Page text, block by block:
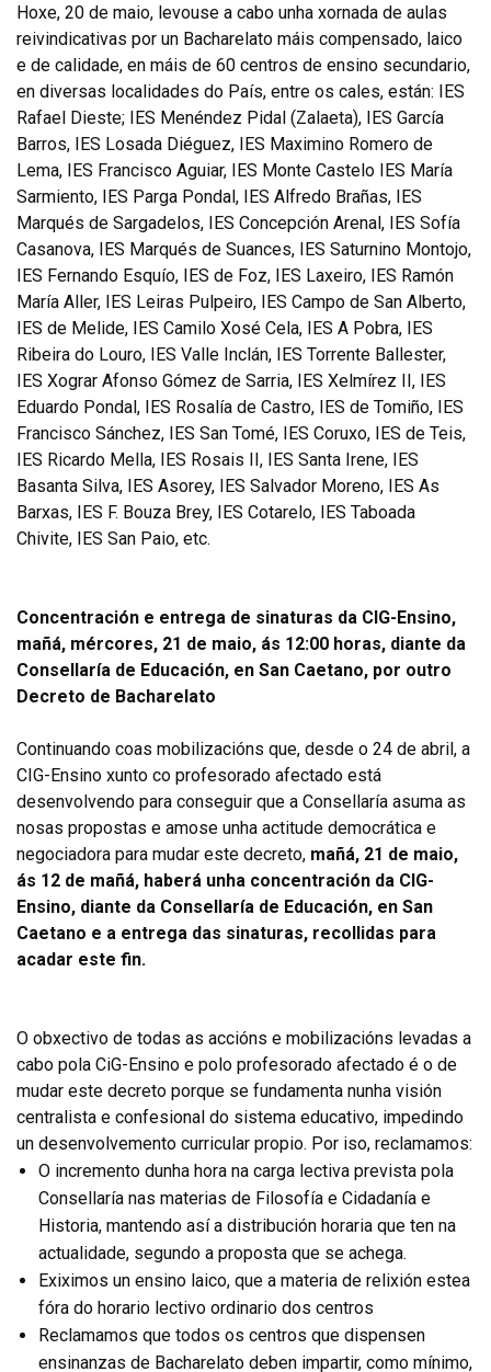
Hoxe, 20 de maio, levouse a cabo unha xornada de aulas
reivindicativas por un Bacharelato máis compensado, laico
e de calidade, en máis de 60 centros de ensino secundario,
en diversas localidades do País, entre os cales, están: IES
Rafael Dieste; IES Menéndez Pidal (Zalaeta), IES García
Barros, IES Losada Diéguez, IES Maximino Romero de
Lema, IES Francisco Aguiar, IES Monte Castelo IES María
Sarmiento, IES Parga Pondal, IES Alfredo Brañas, IES
Marqués de Sargadelos, IES Concepción Arenal, IES Sofía
Casanova, IES Marqués de Suances, IES Saturnino Montojo,
IES Fernando Esquío, IES de Foz, IES Laxeiro, IES Ramón
María Aller, IES Leiras Pulpeiro, IES Campo de San Alberto,
IES de Melide, IES Camilo Xosé Cela, IES A Pobra, IES
Ribeira do Louro, IES Valle Inclán, IES Torrente Ballester,
IES Xograr Afonso Gómez de Sarria, IES Xelmírez II, IES
Eduardo Pondal, IES Rosalía de Castro, IES de Tomiño, IES
Francisco Sánchez, IES San Tomé, IES Coruxo, IES de Teis,
IES Ricardo Mella, IES Rosais II, IES Santa Irene, IES
Basanta Silva, IES Asorey, IES Salvador Moreno, IES As
Barxas, IES F. Bouza Brey, IES Cotarelo, IES Taboada
Chivite, IES San Paio, etc.
Concentración e entrega de sinaturas da CIG-Ensino,
mañá, mércores, 21 de maio, ás 12:00 horas, diante da
Consellaría de Educación, en San Caetano, por outro
Decreto de Bacharelato
Continuando coas mobilizacións que, desde o 24 de abril, a
CIG-Ensino xunto co profesorado afectado está
desenvolvendo para conseguir que a Consellaría asuma as
nosas propostas e amose unha actitude democrática e
negociadora para mudar este decreto, mañá, 21 de maio,
ás 12 de mañá, haberá unha concentración da CIG-
Ensino, diante da Consellaría de Educación, en San
Caetano e a entrega das sinaturas, recollidas para
acadar este fin.
O obxectivo de todas as accións e mobilizacións levadas a
cabo pola CiG-Ensino e polo profesorado afectado é o de
mudar este decreto porque se fundamenta nunha visión
centralista e confesional do sistema educativo, impedindo
un desenvolvemento curricular propio. Por iso, reclamamos:
O incremento dunha hora na carga lectiva prevista pola
Consellaría nas materias de Filosofía e Cidadanía e
Historia, mantendo así a distribución horaria que ten na
actualidade, segundo a proposta que se achega.
Exiximos un ensino laico, que a materia de relixión estea
fóra do horario lectivo ordinario dos centros
Reclamamos que todos os centros que dispensen
ensinanzas de Bacharelato deben impartir, como mínimo,